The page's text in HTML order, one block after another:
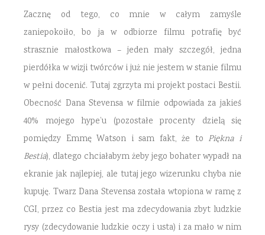
Zacznę od tego, co mnie w całym zamyśle
zaniepokoiło, bo ja w odbiorze filmu potrafię być
strasznie małostkowa – jeden mały szczegół, jedna
pierdółka w wizji twórców i już nie jestem w stanie filmu
w pełni docenić. Tutaj zgrzyta mi projekt postaci Bestii.
Obecność Dana Stevensa w filmie odpowiada za jakieś
40% mojego hype’u (pozostałe procenty dzielą się
pomiędzy Emmę Watson i sam fakt, że to Piękna i
Bestia), dlatego chciałabym żeby jego bohater wypadł na
ekranie jak najlepiej, ale tutaj jego wizerunku chyba nie
kupuję. Twarz Dana Stevensa została wtopiona w ramę z
CGI, przez co Bestia jest ma zdecydowania zbyt ludzkie
rysy (zdecydowanie ludzkie oczy i usta) i za mało w nim